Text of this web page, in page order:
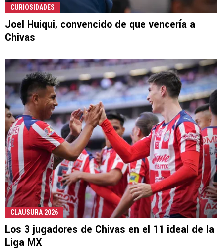
CURIOSIDADES
Joel Huiqui, convencido de que vencería a
Chivas
CLAUSURA 2026
Los 3 jugadores de Chivas en el 11 ideal de la
Liga MX